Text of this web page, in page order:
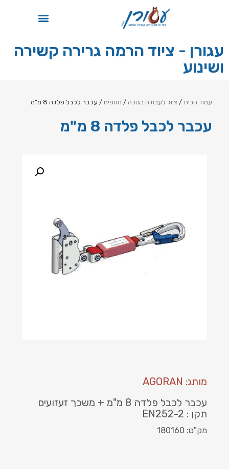
עגורן - ציוד הרמה גרירה קשירה
ושינוע
עמוד הבית / ציוד לעבודה בגובה / נוספים / עכבר לכבל פלדה 8 מ"מ
עכבר לכבל פלדה 8 מ"מ
מותג: AGORAN
עכבר לכבל פלדה 8 מ"מ + משכך זעזועים
תקן : EN252-2
מק"ט: 180160